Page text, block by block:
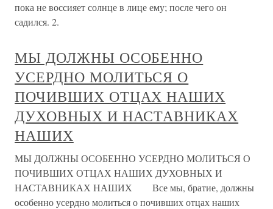
пока не воссияет солнце в лице ему; после чего он
садился. 2.
МЫ ДОЛЖНЫ ОСОБЕННО
УСЕРДНО МОЛИТЬСЯ О
ПОЧИВШИХ ОТЦАХ НАШИХ
ДУХОВНЫХ И НАСТАВНИКАХ
НАШИХ
МЫ ДОЛЖНЫ ОСОБЕННО УСЕРДНО МОЛИТЬСЯ О
ПОЧИВШИХ ОТЦАХ НАШИХ ДУХОВНЫХ И
НАСТАВНИКАХ НАШИХ Все мы, братие, должны
особенно усердно молиться о почивших отцах наших